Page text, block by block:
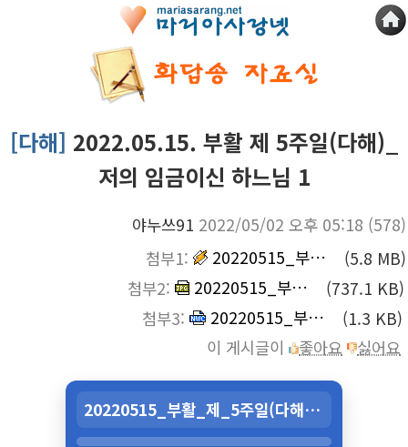
[다해] 2022.05.15. 부활 제 5주일(다해)_
저의 임금이신 하느님 1
야누쓰91 2022/05/02 오후 05:18 (578)
첨부1:
20220515_부활_제_5주일(다해)_저의_임금이신_하느님_1.mp3
(5.8 MB)
첨부2:
20220515_부활_제_5주일(다해)_저의_임금이신_하느님_1_2성부.jpg
(737.1 KB)
첨부3:
20220515_부활_제_5주일(다해)_저의_임금이신_하느님_1_2성부.nwc
(1.3 KB)
이 게시글이
좋아요 싫어요
20220515_부활_제_5주일(다해)_저의_임금이신_하느님_1.mp3